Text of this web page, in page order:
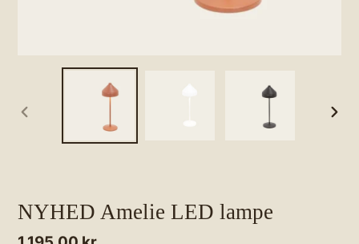
BILLEDE
NYHED Amelie LED lampe